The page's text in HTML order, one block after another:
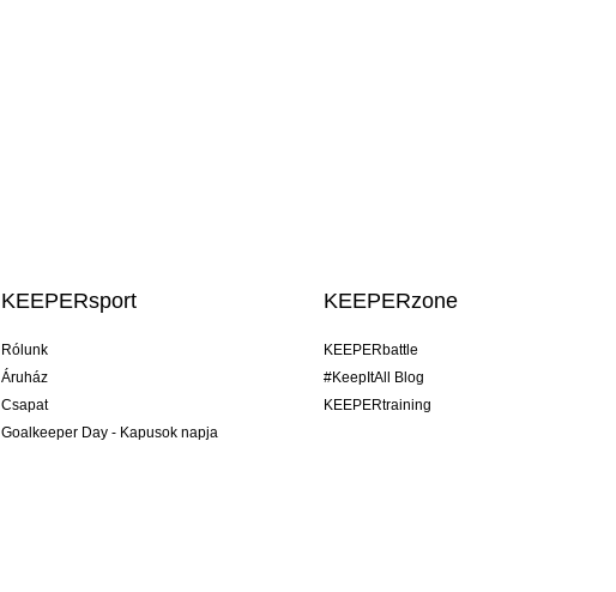
KEEPERsport
Rólunk
Áruház
Csapat
Goalkeeper Day - Kapusok napja
KEEPERzone
KEEPERbattle
#KeepItAll Blog
KEEPERtraining